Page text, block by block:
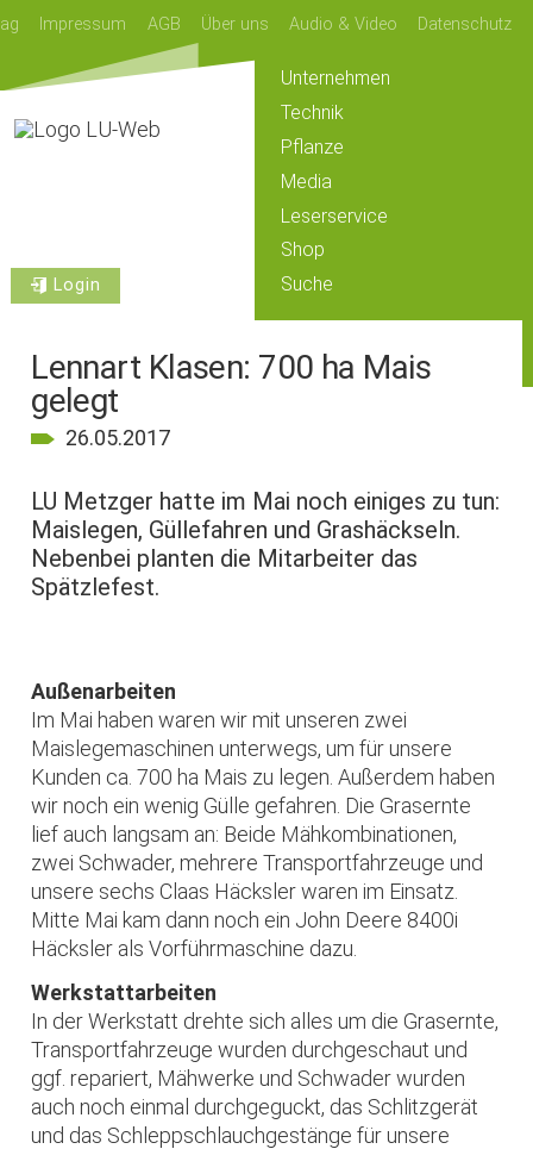
Impressum AGB Über uns Audio & Video Datenschutz
Login
Unternehmen
Technik
Pflanze
Media
Leserservice
Shop
Suche
Lennart Klasen: 700 ha Mais
gelegt
26.05.2017
LU Metzger hatte im Mai noch einiges zu tun:
Maislegen, Güllefahren und Grashäckseln.
Nebenbei planten die Mitarbeiter das
Spätzlefest.
Außenarbeiten
Im Mai haben waren wir mit unseren zwei
Maislegemaschinen unterwegs, um für unsere
Kunden ca. 700 ha Mais zu legen. Außerdem haben
wir noch ein wenig Gülle gefahren. Die Grasernte
lief auch langsam an: Beide Mähkombinationen,
zwei Schwader, mehrere Transportfahrzeuge und
unsere sechs Claas Häcksler waren im Einsatz.
Mitte Mai kam dann noch ein John Deere 8400i
Häcksler als Vorführmaschine dazu.
Werkstattarbeiten
In der Werkstatt drehte sich alles um die Grasernte,
Transportfahrzeuge wurden durchgeschaut und
ggf. repariert, Mähwerke und Schwader wurden
auch noch einmal durchgeguckt, das Schlitzgerät
und das Schleppschlauchgestänge für unsere